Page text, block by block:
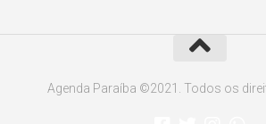
Agenda Paraíba ©2021. Todos os